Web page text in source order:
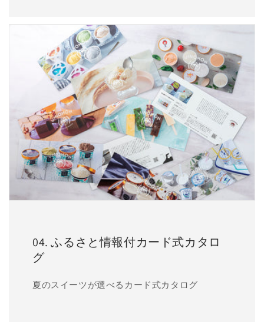
04. ふるさと情報付カード式カタロ
グ
夏のスイーツが選べるカード式カタログ